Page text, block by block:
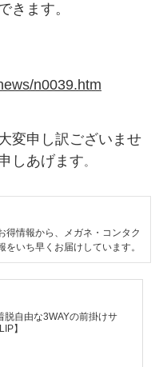
きます。
n0039.htm
変申し訳ございませ
しあげます。
得情報から、メガネ・コンタク
いち早くお届けしています。
脱自由な3WAYの前掛けサ
】